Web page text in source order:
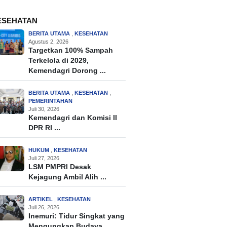
BERITA UTAMA , KESEHATAN
Agustus 2, 2026
Targetkan 100% Sampah
Terkelola di 2029,
Kemendagri Dorong ...
BERITA UTAMA , KESEHATAN ,
PEMERINTAHAN
Juli 30, 2026
Kemendagri dan Komisi II
DPR RI ...
HUKUM , KESEHATAN
Juli 27, 2026
LSM PMPRI Desak
Kejagung Ambil Alih ...
ARTIKEL , KESEHATAN
Juli 26, 2026
Inemuri: Tidur Singkat yang